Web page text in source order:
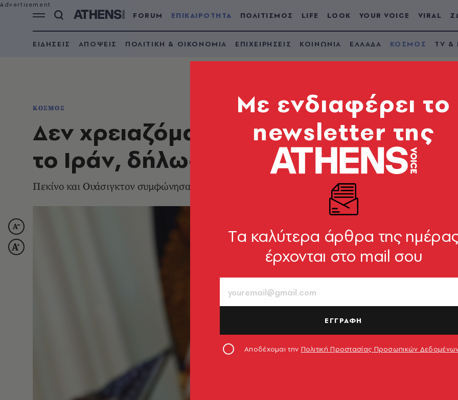
FORUM ΕΠΙΚΑΙΡΟΤΗΤΑ ΠΟΛΙΤΙΣΜΟΣ LIFE LOOK YOUR VOICE VIRAL
ΕΙΔΗΣΕΙΣ ΑΠΟΨΕΙΣ ΠΟΛΙΤΙΚΗ & ΟΙΚΟΝΟΜΙΑ ΕΠΙΧΕΙΡΗΣΕΙΣ ΚΟΙΝΩΝΙΑ ΕΛΛΑΔΑ ΚΟΣΜΟΣ TV &
ΚΟΣΜΟΣ
Δεν χρειαζόμαστε τη βοήθεια της
το Ιράν, δήλωσε ο Μάρκο Ρούμπιο
Πεκίνο και Ουάσιγκτον συμφώνησαν ότι η Τεχεράνη «δεν πρέπει ποτέ να αποκτήσει πυρηνικά»
Mε ενδιαφέρει το
newsletter της
Tα καλύτερα άρθρα της
έρχονται στο mail σου
ΕΓΓΡΑΦΗ
Αποδέχομαι την Πολιτική Προστασίας Προσωπικών